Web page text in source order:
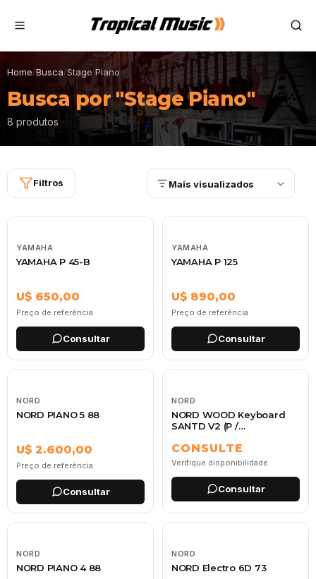
Home/Busca/Stage Piano
Busca por "Stage Piano"
8 produtos
Filtros Mais visualizados
YAMAHA
YAMAHA P 45-B
U$ 650,00
Preço de referência
Consultar
YAMAHA
YAMAHA P 125
U$ 890,00
Preço de referência
Consultar
NORD
NORD PIANO 5 88
U$ 2.600,00
Preço de referência
Consultar
NORD
NORD WOOD Keyboard
SANTD V2 (P /
CONSULTE
Verifique disponibilidade
Consultar
NORD
NORD PIANO 4 88
NORD
NORD Electro 6D 73